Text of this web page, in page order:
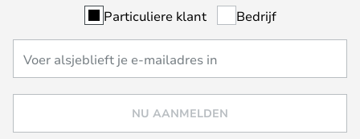
Particuliere klant Bedrijf
NU AANMELDEN